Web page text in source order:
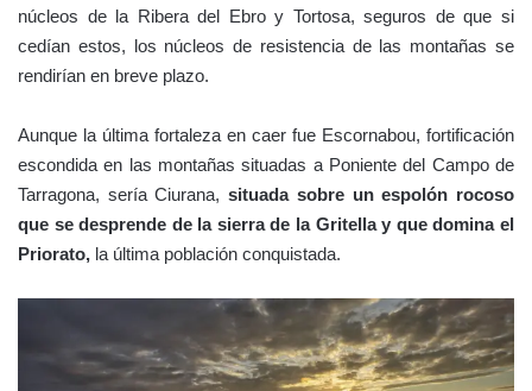
núcleos de la Ribera del Ebro y Tortosa, seguros de que si
cedían estos, los núcleos de resistencia de las montañas se
rendirían en breve plazo.
Aunque la última fortaleza en caer fue Escornabou, fortificación
escondida en las montañas situadas a Poniente del Campo de
Tarragona, sería Ciurana,situada sobre un espolón rocoso
que se desprende de la sierra de la Gritella y que domina el
Priorato, la última población conquistada.